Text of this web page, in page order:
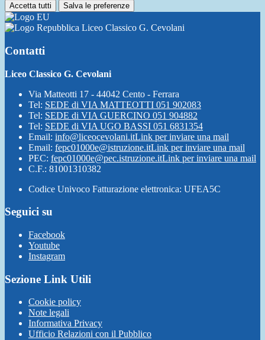
Accetta tutti Salva le preferenze
Liceo Classico G. Cevolani
Contatti
Liceo Classico G. Cevolani
Via Matteotti 17 - 44042 Cento - Ferrara
Tel: SEDE di VIA MATTEOTTI 051 902083
Tel: SEDE di VIA GUERCINO 051 904882
Tel: SEDE di VIA UGO BASSI 051 6831354
Email: info@liceocevolani.itLink per inviare una mail
Email: fepc01000e@istruzione.itLink per inviare una mail
PEC: fepc01000e@pec.istruzione.itLink per inviare una mail
C.F.: 81001310382
Codice Univoco Fatturazione elettronica: UFEA5C
Seguici su
Facebook
Youtube
Instagram
Sezione Link Utili
Cookie policy
Note legali
Informativa Privacy
Ufficio Relazioni con il Pubblico